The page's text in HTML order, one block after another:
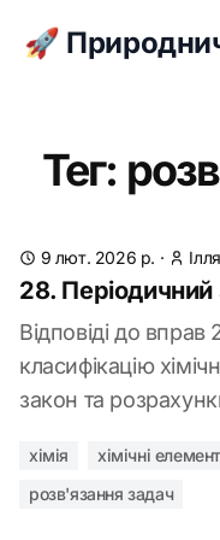
🚀
Тег:
9 лют. 2026 р. ·
28.
Відповіді до
класифікацію
закон та
хімія хімічні
розв'язання задач